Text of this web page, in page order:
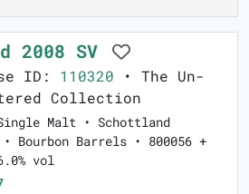
2008 SV
ID: 110320 • The Un-
Collection
Malt • Schottland
Bourbon Barrels • 800056 +
vol